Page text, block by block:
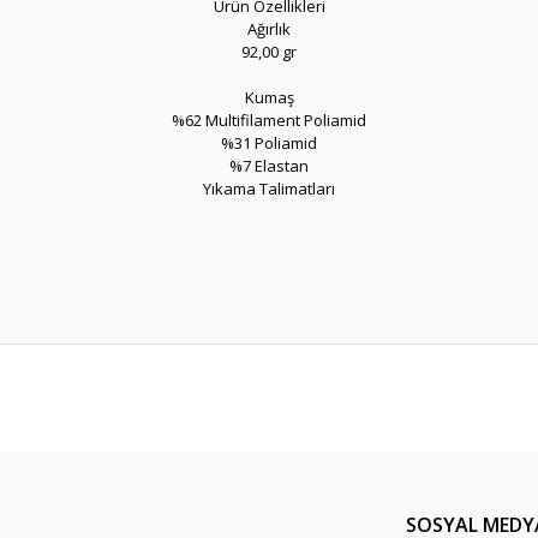
Ürün Özellikleri
Ağırlık
92,00 gr
Kumaş
%62 Multifilament Poliamid
%31 Poliamid
%7 Elastan
Yıkama Talimatları
SOSYAL